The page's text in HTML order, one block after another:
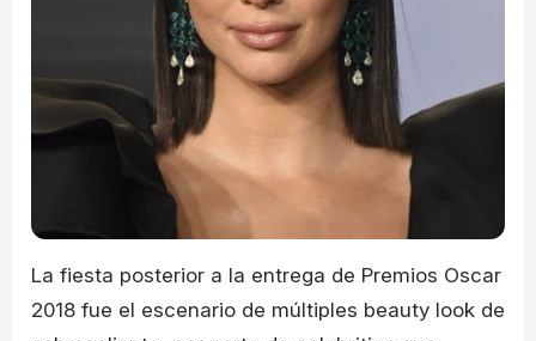
La fiesta posterior a la entrega de Premios Oscar
2018 fue el escenario de múltiples beauty look de